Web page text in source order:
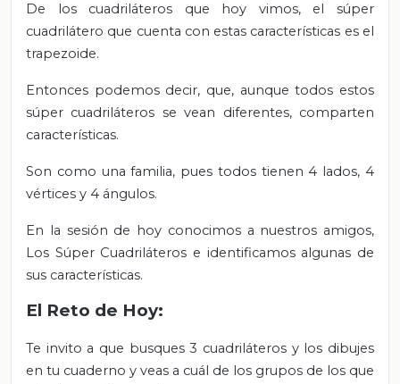
De los cuadriláteros que hoy vimos, el súper
cuadrilátero que cuenta con estas características es el
trapezoide.
Entonces podemos decir, que, aunque todos estos
súper cuadriláteros se vean diferentes, comparten
características.
Son como una familia, pues todos tienen 4 lados, 4
vértices y 4 ángulos.
En la sesión de hoy conocimos a nuestros amigos,
Los Súper Cuadriláteros e identificamos algunas de
sus características.
El Reto de Hoy:
Te invito a que busques 3 cuadriláteros y los dibujes
en tu cuaderno y veas a cuál de los grupos de los que